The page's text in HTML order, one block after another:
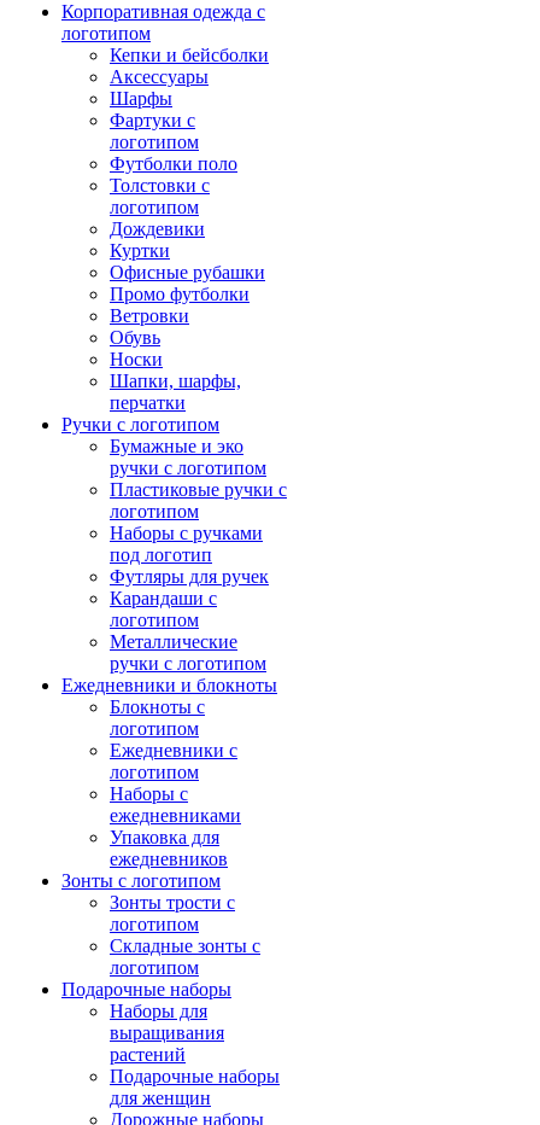
Корпоративная одежда с
логотипом
Кепки и бейсболки
Аксессуары
Шарфы
Фартуки с
логотипом
Футболки поло
Толстовки с
логотипом
Дождевики
Куртки
Офисные рубашки
Промо футболки
Ветровки
Обувь
Носки
Шапки, шарфы,
перчатки
Ручки с логотипом
Бумажные и эко
ручки с логотипом
Пластиковые ручки с
логотипом
Наборы с ручками
под логотип
Футляры для ручек
Карандаши с
логотипом
Металлические
ручки с логотипом
Ежедневники и блокноты
Блокноты с
логотипом
Ежедневники с
логотипом
Наборы с
ежедневниками
Упаковка для
ежедневников
Зонты с логотипом
Зонты трости с
логотипом
Складные зонты с
логотипом
Подарочные наборы
Наборы для
выращивания
растений
Подарочные наборы
для женщин
Дорожные наборы